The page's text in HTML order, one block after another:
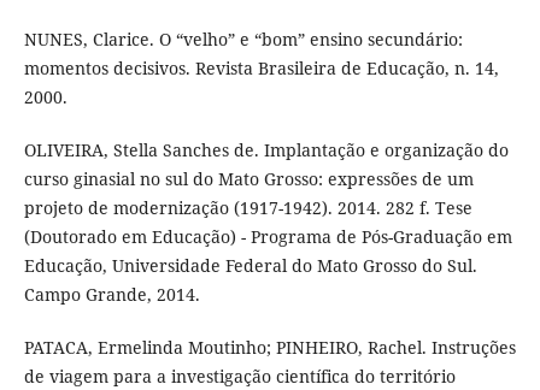
NUNES, Clarice. O “velho” e “bom” ensino secundário:
momentos decisivos. Revista Brasileira de Educação, n. 14,
2000.
OLIVEIRA, Stella Sanches de. Implantação e organização do
curso ginasial no sul do Mato Grosso: expressões de um
projeto de modernização (1917-1942). 2014. 282 f. Tese
(Doutorado em Educação) - Programa de Pós-Graduação em
Educação, Universidade Federal do Mato Grosso do Sul.
Campo Grande, 2014.
PATACA, Ermelinda Moutinho; PINHEIRO, Rachel. Instruções
de viagem para a investigação científica do território